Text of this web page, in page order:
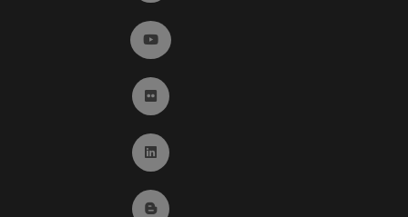
Ir a YouTube (abre en ventana nueva)
Ir a Flickr (abre en ventana nueva)
Ir a Linkedin (abre en ventana nueva)
Ir al Blog (abre en ventana nueva)